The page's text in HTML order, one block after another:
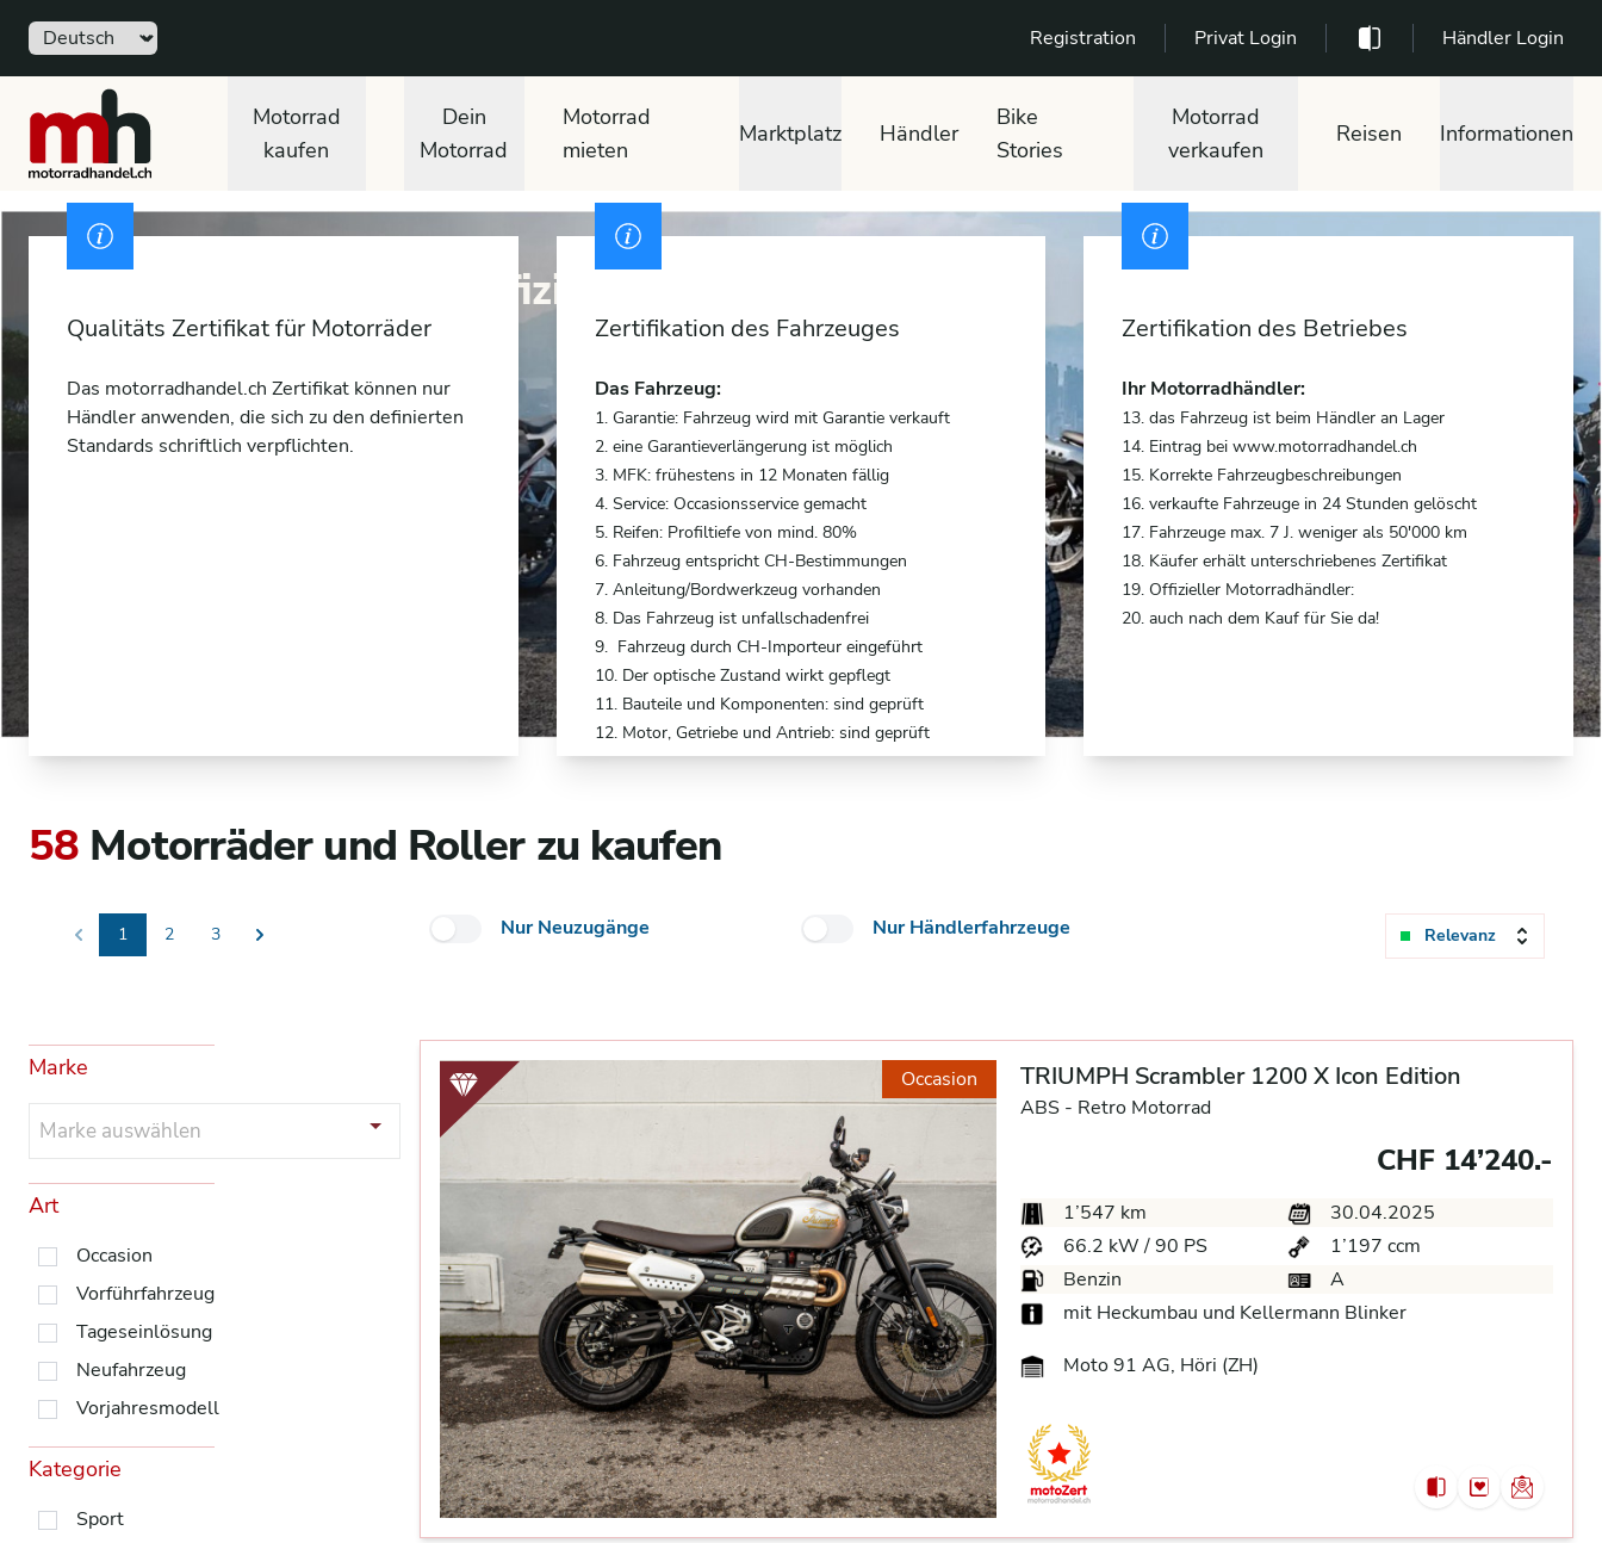
Sprache Registration Privat Login Händler Login
motorradhandel.ch
Motorrad
kaufen
Dein
Motorrad
Motorrad
mieten
Marktplatz Händler
Bike
Stories
Motorrad
verkaufen
Reisen Informationen
motorradhandel.ch zertifizierte Fahrzeuge
Ausweis
Qualitäts Zertifikat für Motorräder
Das motorradhandel.ch Zertifikat können nur
Händler anwenden, die sich zu den definierten
Standards schriftlich verpflichten.
Zertifikation des Fahrzeuges
Das Fahrzeug:
1. Garantie: Fahrzeug wird mit Garantie verkauft
2. eine Garantieverlängerung ist möglich
3. MFK: frühestens in 12 Monaten fällig
4. Service: Occasionsservice gemacht
5. Reifen: Profiltiefe von mind. 80%
6. Fahrzeug entspricht CH-Bestimmungen
7. Anleitung/Bordwerkzeug vorhanden
8. Das Fahrzeug ist unfallschadenfrei
9. Fahrzeug durch CH-Importeur eingeführt
10. Der optische Zustand wirkt gepflegt
11. Bauteile und Komponenten: sind geprüft
12. Motor, Getriebe und Antrieb: sind geprüft
Zertifikation des Betriebes
Ihr Motorradhändler:
13. das Fahrzeug ist beim Händler an Lager
14. Eintrag bei www.motorradhandel.ch
15. Korrekte Fahrzeugbeschreibungen
16. verkaufte Fahrzeuge in 24 Stunden gelöscht
17. Fahrzeuge max. 7 J. weniger als 50'000 km
18. Käufer erhält unterschriebenes Zertifikat
19. Offizieller Motorradhändler:
20. auch nach dem Kauf für Sie da!
58 Motorräder und Roller zu kaufen
Previous
1 2 3 Next
Nur Neuzugänge Nur Händlerfahrzeuge Relevanz
Marke
Marke auswählen
Art
Occasion
Vorführfahrzeug
Tageseinlösung
Neufahrzeug
Vorjahresmodell
Kategorie
Sport
Occasion TRIUMPH Scrambler 1200 X Icon Edition
ABS - Retro Motorrad
CHF 14’240.-
1’547 km
30.04.2025
66.2 kW / 90 PS
1’197 ccm
Benzin
A
mit Heckumbau und Kellermann Blinker
Moto 91 AG, Höri (ZH)